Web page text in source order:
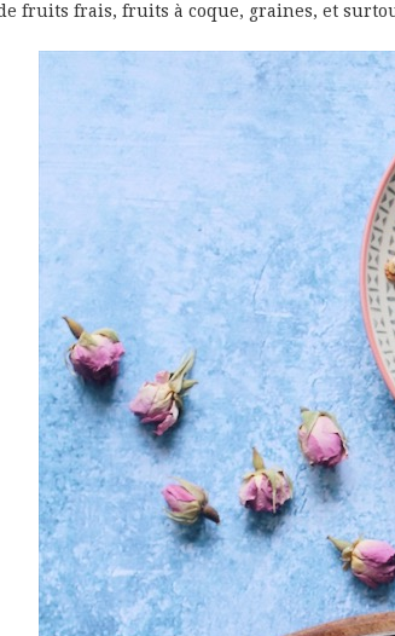
fruits frais, fruits à coque, graines, et